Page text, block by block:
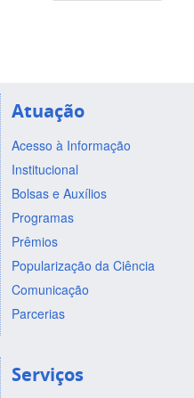
Atuação
Acesso à Informação
Institucional
Bolsas e Auxílios
Programas
Prêmios
Popularização da Ciência
Comunicação
Parcerias
Serviços